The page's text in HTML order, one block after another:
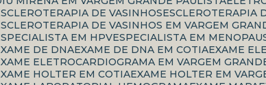
ESCLEROTERAPIA DE VASINHOS
ESCLEROTERAPIA
ESCLEROTERAPIA DE VASINHOS EM VARGEM
ESPECIALISTA EM HPV ESPECIALISTA EM
EXAME DE DNA EXAME DE DNA EM COTIA EXAME
EXAME ELETROCARDIOGRAMA EM VARGEM
EXAME HOLTER EM COTIA EXAME HOLTER EM